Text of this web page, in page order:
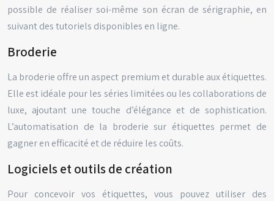
possible de réaliser soi-même son écran de sérigraphie, en
suivant des tutoriels disponibles en ligne.
Broderie
La broderie offre un aspect premium et durable aux étiquettes.
Elle est idéale pour les séries limitées ou les collaborations de
luxe, ajoutant une touche d’élégance et de sophistication.
L’automatisation de la broderie sur étiquettes permet de
gagner en efficacité et de réduire les coûts.
Logiciels et outils de création
Pour concevoir vos étiquettes, vous pouvez utiliser des